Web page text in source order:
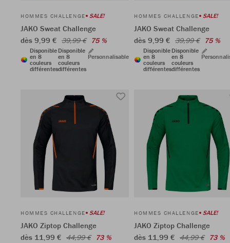
HOMMES CHALLENGE SALE!
JAKO Sweat Challenge
dès 9,99 € 39,99 € 75 %
Disponible
en 8
couleurs
différentes
Disponible
en 8
couleurs
différentes
Personnalisable
HOMMES CHALLENGE SALE!
JAKO Sweat Challenge
dès 9,99 € 39,99 € 75 %
Disponible
en 8
couleurs
différentes
Disponible
en 8
couleurs
différentes
HOMMES CHALLENGE SALE!
JAKO Ziptop Challenge
dès 11,99 € 44,99 € 73 %
HOMMES CHALLENGE SALE!
JAKO Ziptop Challenge
dès 11,99 € 44,99 € 73 %